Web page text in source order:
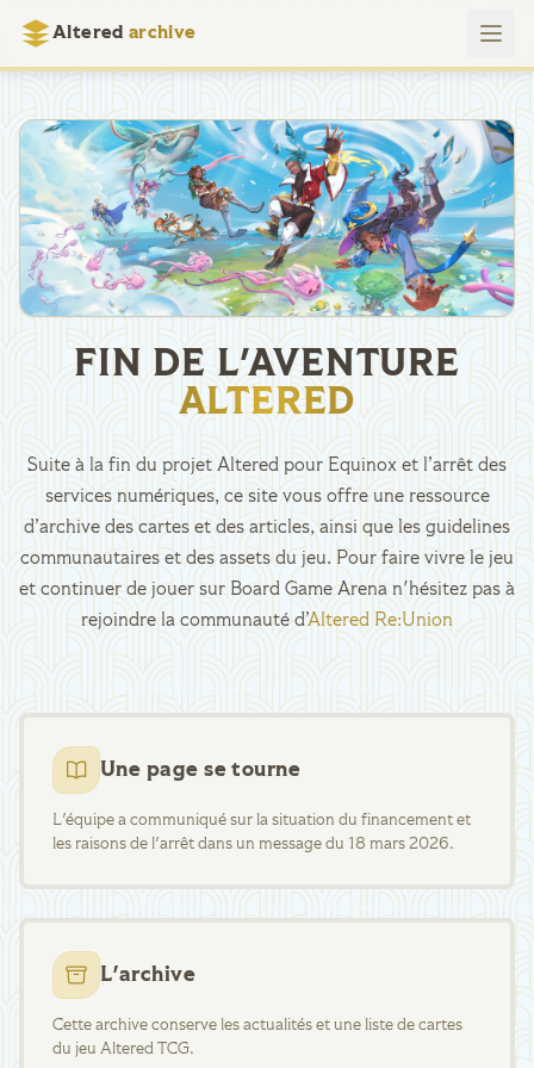
Altered archive
FIN DE L'AVENTURE
ALTERED
Suite à la fin du projet Altered pour Equinox et l’arrêt des
services numériques, ce site vous offre une ressource
d’archive des cartes et des articles, ainsi que les guidelines
communautaires et des assets du jeu. Pour faire vivre le jeu
et continuer de jouer sur Board Game Arena n'hésitez pas à
rejoindre la communauté d’Altered Re:Union
Une page se tourne
L'équipe a communiqué sur la situation du financement et
les raisons de l'arrêt dans un message du 18 mars 2026.
L'archive
Cette archive conserve les actualités et une liste de cartes
du jeu Altered TCG.